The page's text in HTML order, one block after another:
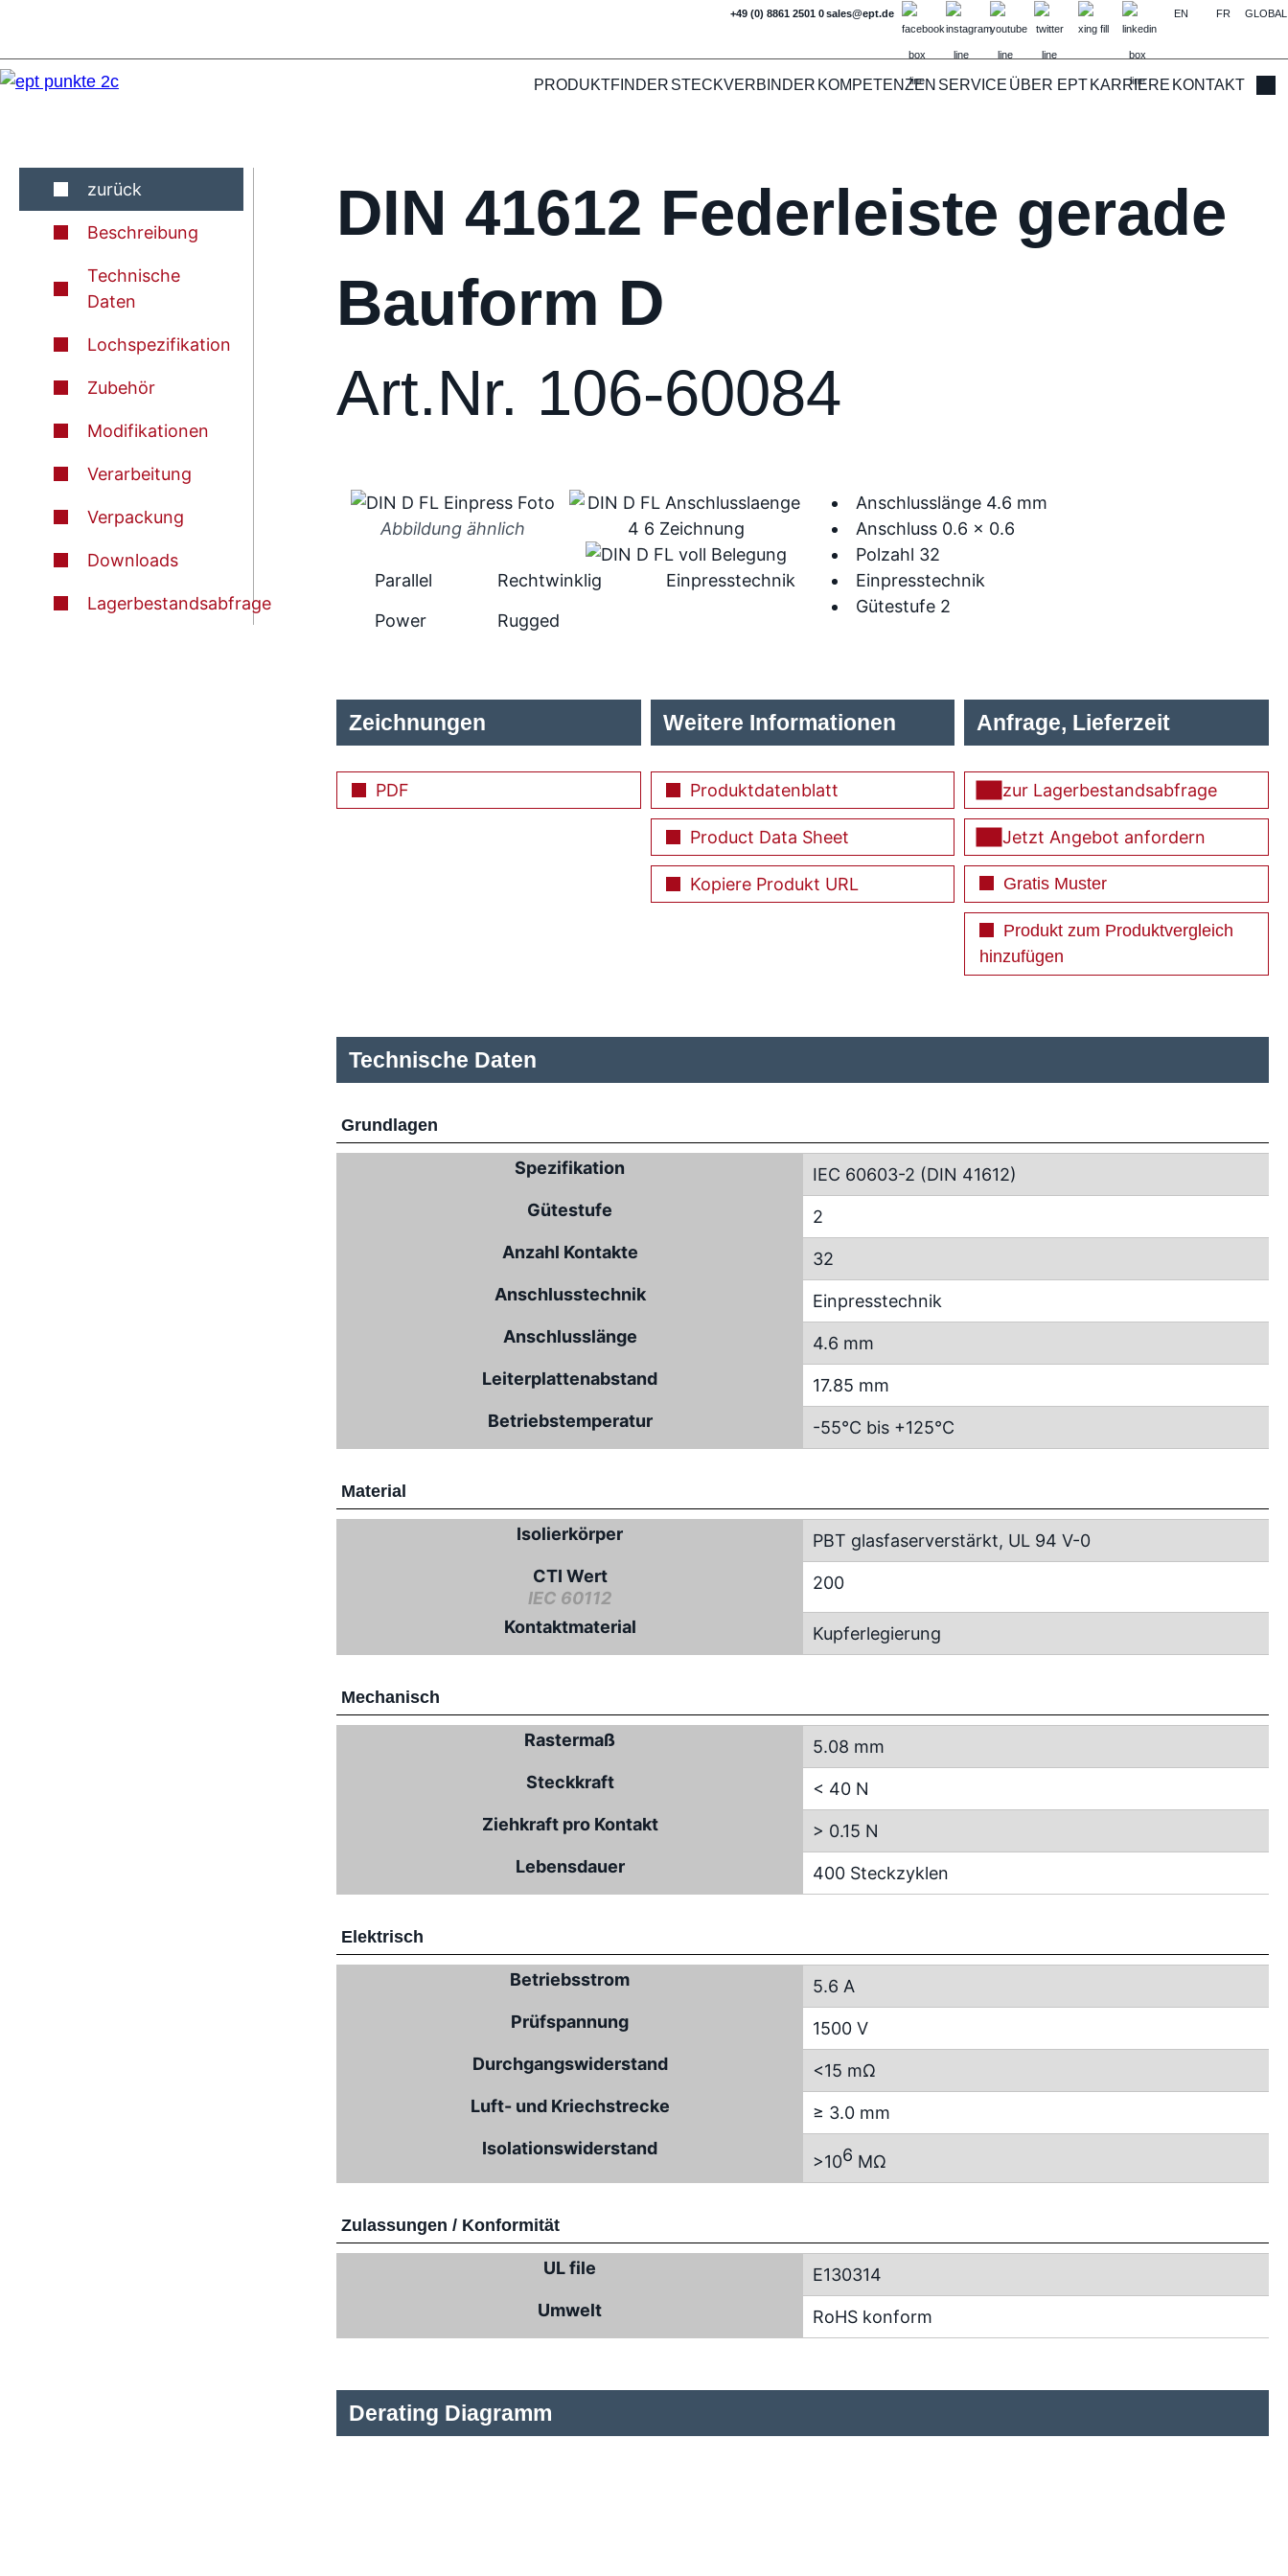
+49 (0) 8861 2501 0sales@ept.de EN FR GLOBAL
PRODUKTFINDER STECKVERBINDER KOMPETENZEN SERVICE ÜBER EPTKARRIERE KONTAKT
zurück
Beschreibung
Technische
Daten
Lochspezifikation
Zubehör
Modifikationen
Verarbeitung
Verpackung
Downloads
Lagerbestandsabfrage
DIN 41612 Federleiste gerade
Bauform D
Art.Nr. 106-60084
Abbildung ähnlich
Anschlusslänge 4.6 mm
Anschluss 0.6 x 0.6
Polzahl 32
Einpresstechnik
Gütestufe 2
Parallel Rechtwinklig
Einpresstechnik
Power
Rugged
Zeichnungen
PDF
Weitere Informationen
Produktdatenblatt
Product Data Sheet
Kopiere Produkt URL
Anfrage, Lieferzeit
zur Lagerbestandsabfrage
Jetzt Angebot anfordern
Gratis Muster
Produkt zum Produktvergleich
hinzufügen
Technische Daten
Grundlagen
Spezifikation
IEC 60603-2 (DIN 41612)
Gütestufe
2
Anzahl Kontakte
32
Anschlusstechnik
Einpresstechnik
Anschlusslänge
4.6 mm
Leiterplattenabstand
17.85 mm
Betriebstemperatur
-55°C bis +125°C
Material
Isolierkörper
PBT glasfaserverstärkt, UL 94 V-0
CTI Wert
IEC 60112
200
Kontaktmaterial Kupferlegierung
Mechanisch
Rastermaß
5.08 mm
Steckkraft
< 40 N
Ziehkraft pro Kontakt
> 0.15 N
Lebensdauer
400 Steckzyklen
Elektrisch
Betriebsstrom
5.6 A
Prüfspannung
1500 V
Durchgangswiderstand
<15 mΩ
Luft- und Kriechstrecke
≥ 3.0 mm
Isolationswiderstand
>106 MΩ
Zulassungen / Konformität
UL file
E130314
Umwelt
RoHS konform
Derating Diagramm